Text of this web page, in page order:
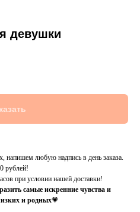
девушки
напишем любую надпись в день заказа.
рублей!
при условии нашей доставки!
самые искренние чувства и
и родных💗